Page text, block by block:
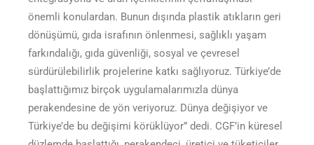
önemli konulardan. Bunun dışında plastik atıkların geri
dönüşümü, gıda israfının önlenmesi, sağlıklı yaşam
farkındalığı, gıda güvenliği, sosyal ve çevresel
sürdürülebilirlik projelerine katkı sağlıyoruz. Türkiye’de
başlattığımız birçok uygulamalarımızla dünya
perakendesine de yön veriyoruz. Dünya değişiyor ve
Türkiye’de bu değişimi körüklüyor” dedi. CGF’in küresel